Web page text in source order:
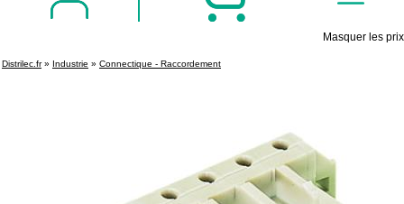
Masquer les prix
Distrilec.fr» Industrie » Connectique - Raccordement